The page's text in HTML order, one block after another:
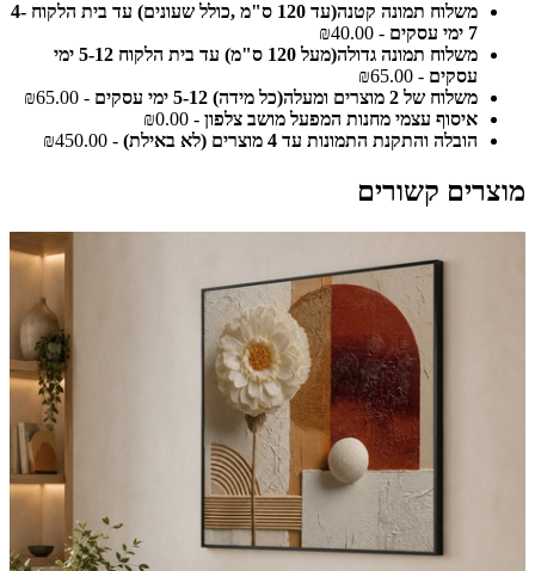
משלוח תמונה קטנה(עד 120 ס"מ ,כולל שעונים) עד בית הלקוח 4-
7 ימי עסקים
- ₪40.00
משלוח תמונה גדולה(מעל 120 ס"מ) עד בית הלקוח 5-12 ימי
עסקים - ₪65.00
משלוח של 2 מוצרים ומעלה(כל מידה) 5-12 ימי עסקים
- ₪65.00
איסוף עצמי מחנות המפעל מושב צלפון - ₪0.00
הובלה והתקנת התמונות עד 4 מוצרים (לא באילת)
- ₪450.00
מוצרים קשורים